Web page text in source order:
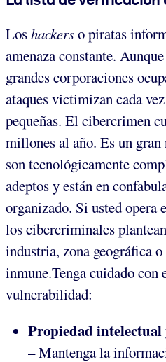
Loshackerso piratas
amenaza constante.
grandes corporaciones
ataques victimizan cada
pequeñas. El cibercrimen
millones al año. Es un
son tecnológicamente
adeptos y están en
organizado. Si usted opera
los cibercriminales
industria, zona geográfica
inmune.Tenga cuidado con
vulnerabilidad:
Propiedad intelectual
– Mantenga la